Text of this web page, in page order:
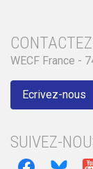
WECF France -
Ecrivez-nous
SUIVEZ-